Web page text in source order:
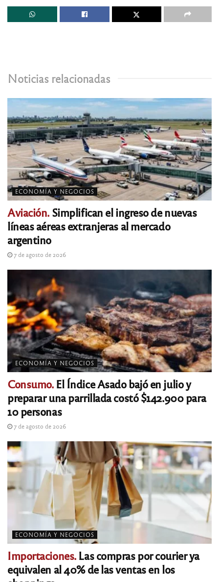
Noticias relacionadas
ECONOMÍA Y NEGOCIOS
Aviación. Simplifican el ingreso de nuevas
líneas aéreas extranjeras al mercado
argentino
7 de agosto de 2026
ECONOMÍA Y NEGOCIOS
Consumo.El Índice Asado bajó en julio y
preparar una parrillada costó $142.900 para
10 personas
7 de agosto de 2026
ECONOMÍA Y NEGOCIOS
Importaciones.Las compras por courier ya
equivalen al 40% de las ventas en los